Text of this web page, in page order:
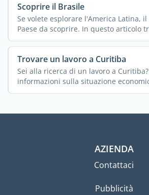
Scoprire il Brasile
Se volete esplorare l'America Latina,
Paese da scoprire. In questo articolo
Trovare un lavoro a Curitiba
Sei alla ricerca di un lavoro a
informazioni sulla situazione
AZIENDA
Contattaci
Pubblicità